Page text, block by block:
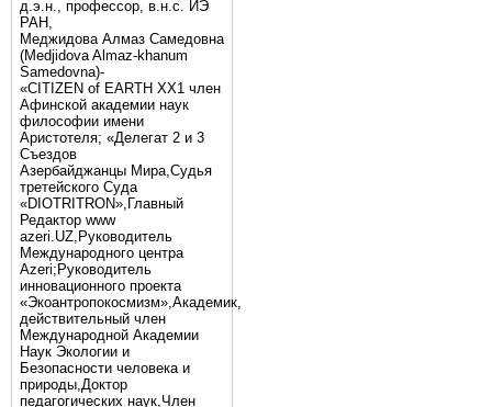
д.э.н., профессор, в.н.с. ИЭ
РАН,
Меджидова Алмаз Самедовна
(Medjidova Almaz-khanum
Samedovna)-
«CITIZEN of EARTH XX1 член
Афинской академии наук
философии имени
Аристотеля; «Делегат 2 и 3
Съездов
Азербайджанцы Мира,Судья
третейского Суда
«DIOTRITRON»,Главный
Редактор www
azeri.UZ,Руководитель
Международного центра
Аzeri;Руководитель
инновационного проекта
«Экоантропокосмизм»,Академик,
действительный член
Международной Академии
Наук Экологии и
Безопасности человека и
природы,Доктор
педагогических наук,Член